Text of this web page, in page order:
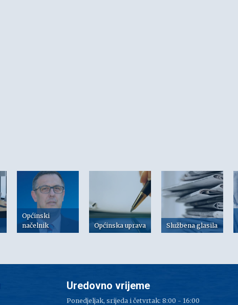
Općinski
načelnik
Općinska uprava Službena glasila
Uredovno vrijeme
Ponedjeljak, srijeda i četvrtak: 8:00 - 16:00